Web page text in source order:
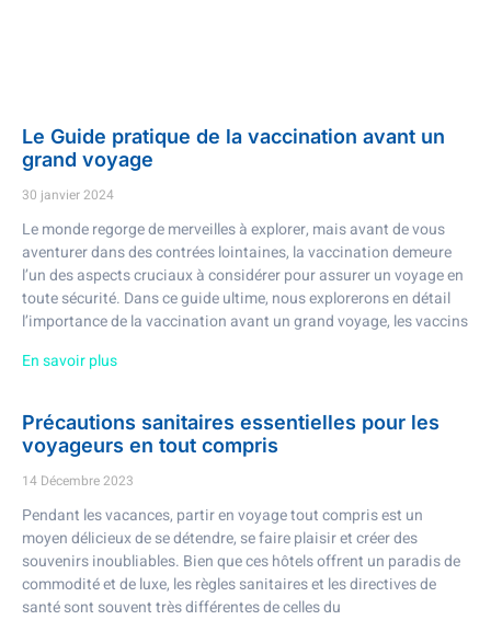
Le Guide pratique de la vaccination avant un
grand voyage
30 janvier 2024
Le monde regorge de merveilles à explorer, mais avant de vous
aventurer dans des contrées lointaines, la vaccination demeure
l’un des aspects cruciaux à considérer pour assurer un voyage en
toute sécurité. Dans ce guide ultime, nous explorerons en détail
l’importance de la vaccination avant un grand voyage, les vaccins
En savoir plus
Précautions sanitaires essentielles pour les
voyageurs en tout compris
14 Décembre 2023
Pendant les vacances, partir en voyage tout compris est un
moyen délicieux de se détendre, se faire plaisir et créer des
souvenirs inoubliables. Bien que ces hôtels offrent un paradis de
commodité et de luxe, les règles sanitaires et les directives de
santé sont souvent très différentes de celles du